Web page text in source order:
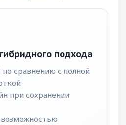
подхода
по сравнению с полной
при сохранении